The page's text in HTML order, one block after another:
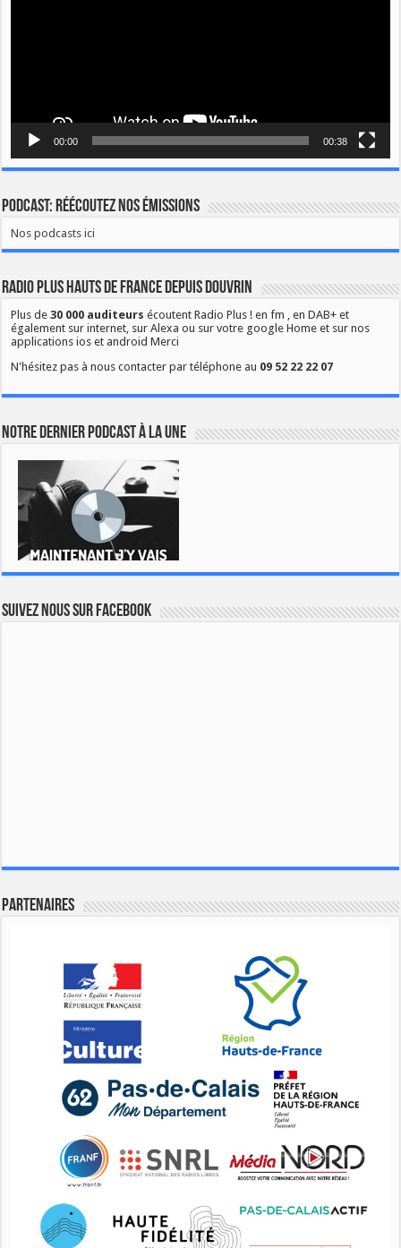
00:00 00:38
Podcast: Réécoutez nos émissions
Nos podcasts ici
Radio Plus Hauts de France depuis Douvrin
Plus de30 000 auditeurs écoutent Radio Plus ! en fm , en DAB+ et
également sur internet, sur Alexa ou sur votre google Home et sur nos
applications ios et android Merci
N'hésitez pas à nous contacter par téléphone au 09 52 22 22 07
Notre dernier podcast à la une
Suivez nous sur Facebook
Partenaires